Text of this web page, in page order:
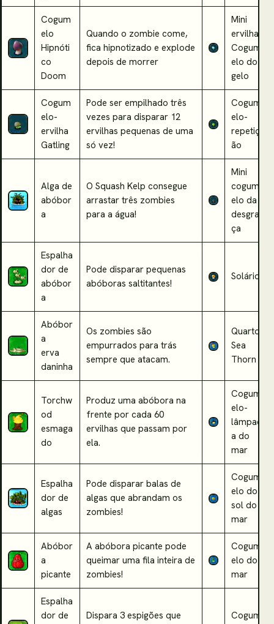
Cogum
elo
Hipnóti
co
Doom
Quando o zombie come,
fica hipnotizado e explode
depois de morrer
Mini
ervilha
Cogum
elo do
gelo
Cogum
elo-
ervilha
Gatling
Pode ser empilhado três
vezes para disparar 12
ervilhas pequenas de uma
só vez!
Cogum
elo-
repetiç
ão
Alga de
abóbor
a
O Squash Kelp consegue
arrastar três zombies
para a água!
Mini
cogum
elo da
desgra
ça
Espalha
dor de
abóbor
a
Pode disparar pequenas
abóboras saltitantes!
Solário
Abóbor
a
erva
daninha
Os zombies são
empurrados para trás
sempre que atacam.
Quarto
Sea
Thorn
Torchw
od
esmaga
do
Produz uma abóbora na
frente por cada 60
ervilhas que passam por
ela.
Cogum
elo-
lâmpad
a do
mar
Espalha
dor de
algas
Pode disparar balas de
algas que abrandam os
zombies!
Cogum
elo do
sol do
mar
Abóbor
a
picante
A abóbora picante pode
queimar uma fila inteira de
zombies!
Cogum
elo do
mar
Espalha
dor de
Dispara 3 espigões que
Cogum